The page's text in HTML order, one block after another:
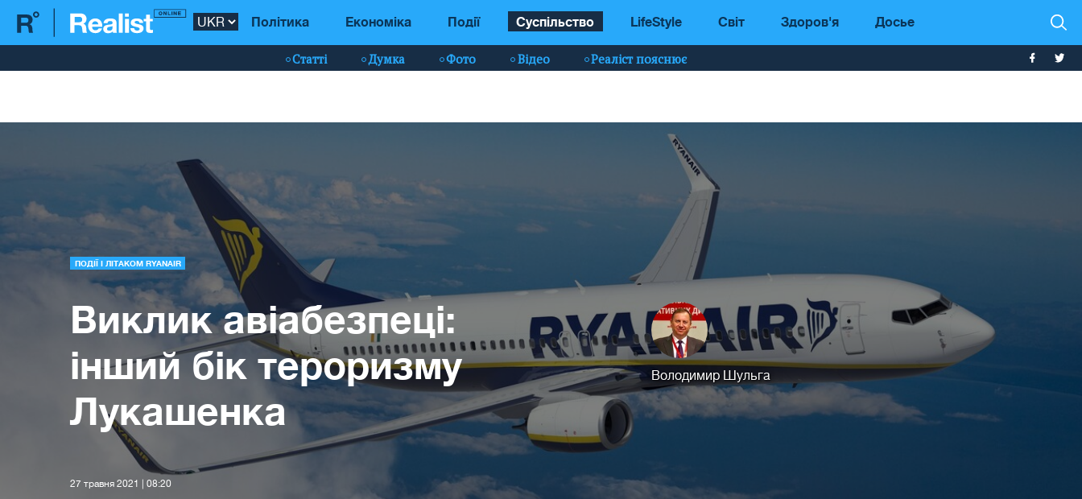
Політика Економіка Події Суспільство LifeStyle Світ Здоров'я Досье
Статті Думка Фото Відео Реаліст пояснює
ПОДІЇ І ЛІТАКОМ RYANAIR
Виклик авіабезпеці:
інший бік тероризму
Лукашенка
Володимир Шульга
27 травня 2021 | 08:20